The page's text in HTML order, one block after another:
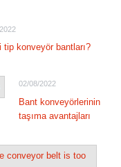
tip konveyör bantları?
02/08/2022
Bant konveyörlerinin
taşıma avantajları